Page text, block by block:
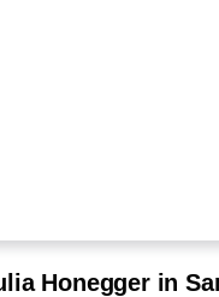
Honegger in